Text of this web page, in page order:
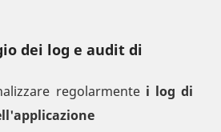
dei log e audit di
regolarmente i log di